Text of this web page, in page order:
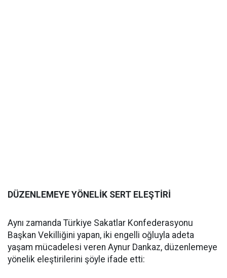
DÜZENLEMEYE YÖNELİK SERT ELEŞTİRİ
Aynı zamanda Türkiye Sakatlar Konfederasyonu
Başkan Vekilliğini yapan, iki engelli oğluyla adeta
yaşam mücadelesi veren Aynur Dankaz, düzenlemeye
yönelik eleştirilerini şöyle ifade etti: